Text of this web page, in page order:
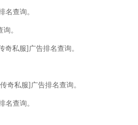
查询。
。
私服]广告排名查询。
私服]广告排名查询。
查询。